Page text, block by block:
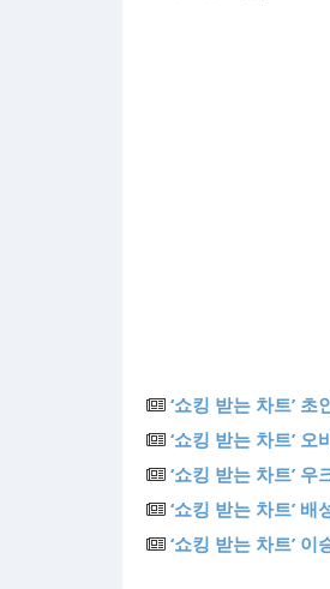
‘쇼킹 받는 차트’
‘쇼킹 받는 차트’
‘쇼킹 받는 차트’
‘쇼킹 받는 차트’
‘쇼킹 받는 차트’